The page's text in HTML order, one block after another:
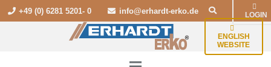
+49 (0) 6281 5201- 0 info@erhardt-erko.de LOGIN
ENGLISH
WEBSITE